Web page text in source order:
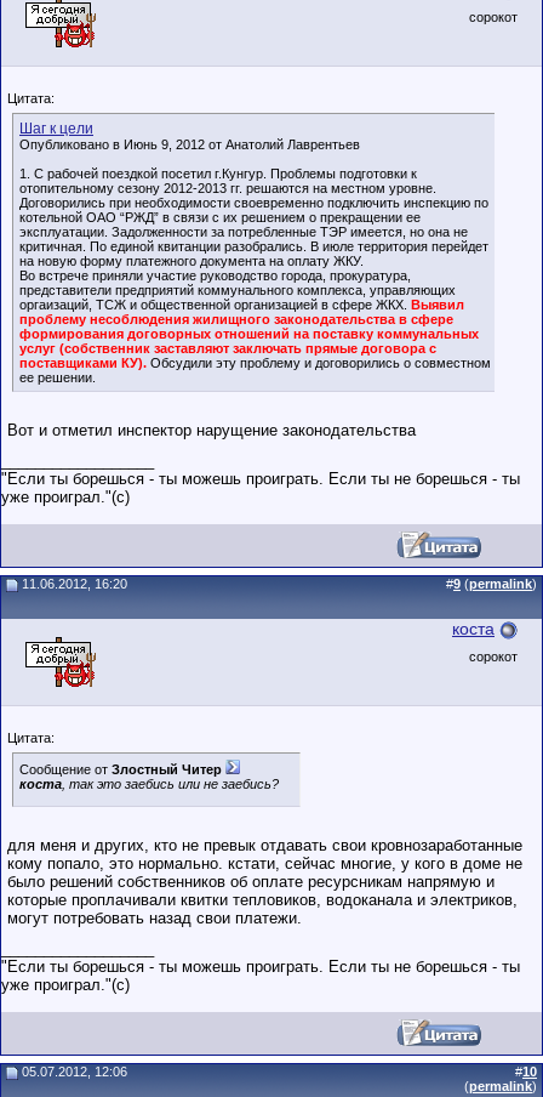
сорокот
Цитата:
Шаг к цели
Опубликовано в Июнь 9, 2012 от Анатолий Лаврентьев
1. С рабочей поездкой посетил г.Кунгур. Проблемы подготовки к
отопительному сезону 2012-2013 гг. решаются на местном уровне.
Договорились при необходимости своевременно подключить инспекцию по
котельной ОАО “РЖД” в связи с их решением о прекращении ее
эксплуатации. Задолженности за потребленные ТЭР имеется, но она не
критичная. По единой квитанции разобрались. В июле территория перейдет
на новую форму платежного документа на оплату ЖКУ.
Во встрече приняли участие руководство города, прокуратура,
представители предприятий коммунального комплекса, управляющих
оргаизаций, ТСЖ и общественной организацией в сфере ЖКХ. Выявил
проблему несоблюдения жилищного законодательства в сфере
формирования договорных отношений на поставку коммунальных
услуг (собственник заставляют заключать прямые договора с
поставщиками КУ). Обсудили эту проблему и договорились о совместном
ее решении.
Вот и отметил инспектор нарущение законодательства
"Если ты борешься - ты можешь проиграть. Если ты не борешься - ты
уже проиграл."(c)
11.06.2012, 16:20 #9 (permalink)
коста
сорокот
Цитата:
Сообщение от Злостный Читер
коста , так это заебись или не заебись?
для меня и других, кто не превык отдавать свои кровнозаработанные
кому попало, это нормально. кстати, сейчас многие, у кого в доме не
было решений собственников об оплате ресурсникам напрямую и
которые проплачивали квитки тепловиков, водоканала и электриков,
могут потребовать назад свои платежи.
"Если ты борешься - ты можешь проиграть. Если ты не борешься - ты
уже проиграл."(c)
05.07.2012, 12:06 #10
(permalink)